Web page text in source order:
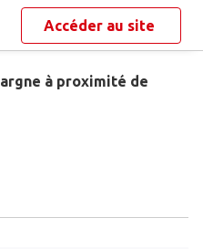
Accéder au site
à proximité de